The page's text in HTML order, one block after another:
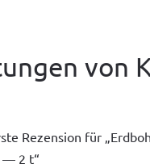
von
Rezension für
— 2 t“